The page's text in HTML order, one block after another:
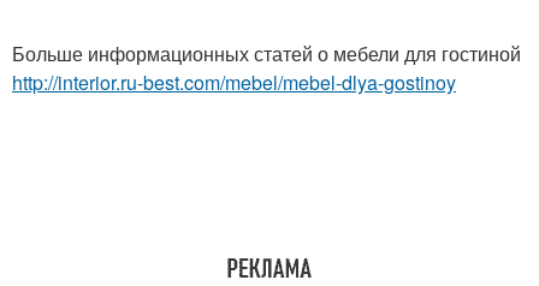
Больше информационных статей о мебели для гостиной
http://interior.ru-best.com/mebel/mebel-dlya-gostinoy